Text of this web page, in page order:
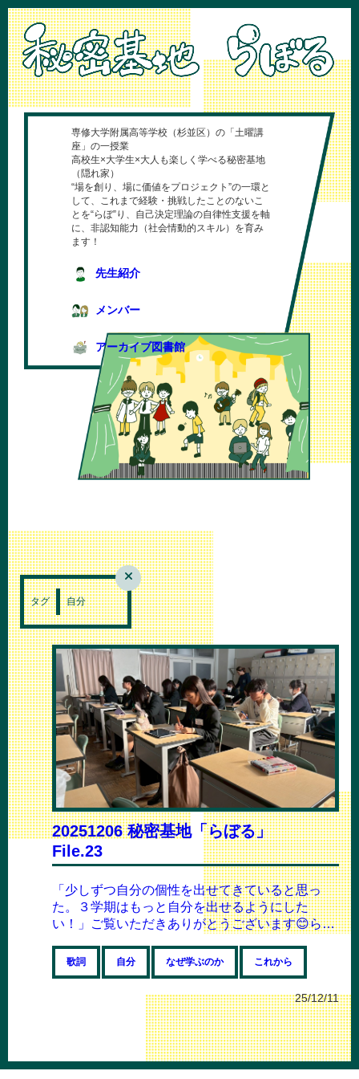
専修大学附属高等学校（杉並区）の「土曜講
座」の一授業
高校生×大学生×大人も楽しく学べる秘密基地
（隠れ家）
“場を創り、場に価値をプロジェクト”の一環と
して、これまで経験・挑戦したことのないこ
とを“らぼ”り、自己決定理論の自律性支援を軸
に、非認知能力（社会情動的スキル）を育み
ます！
先生紹介
メンバー
アーカイブ図書館
タグ 自分
20251206 秘密基地「らぼる」
File.23
「少しずつ自分の個性を出せてきていると思っ
た。３学期はもっと自分を出せるようにした
い！」ご覧いただきありがとうございます😊らぼ
と...歌詞 自分 なぜ学ぶのか これから
25/12/11